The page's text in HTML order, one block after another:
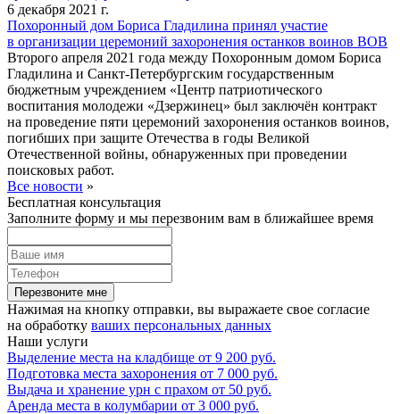
6 декабря 2021 г.
Похоронный дом Бориса Гладилина принял участие
в организации церемоний захоронения останков воинов ВОВ
Второго апреля 2021 года между Похоронным домом Бориса
Гладилина и Санкт-Петербургским государственным
бюджетным учреждением «Центр патриотического
воспитания молодежи «Дзержинец» был заключён контракт
на проведение пяти церемоний захоронения останков воинов,
погибших при защите Отечества в годы Великой
Отечественной войны, обнаруженных при проведении
поисковых работ.
Все новости »
Бесплатная консультация
Заполните форму и мы перезвоним вам в ближайшее время
Перезвоните мне
Нажимая на кнопку отправки, вы выражаете свое согласие
на обработку ваших персональных данных
Наши услуги
Выделение места на кладбище от 9 200 руб.
Подготовка места захоронения от 7 000 руб.
Выдача и хранение урн с прахом от 50 руб.
Аренда места в колумбарии от 3 000 руб.